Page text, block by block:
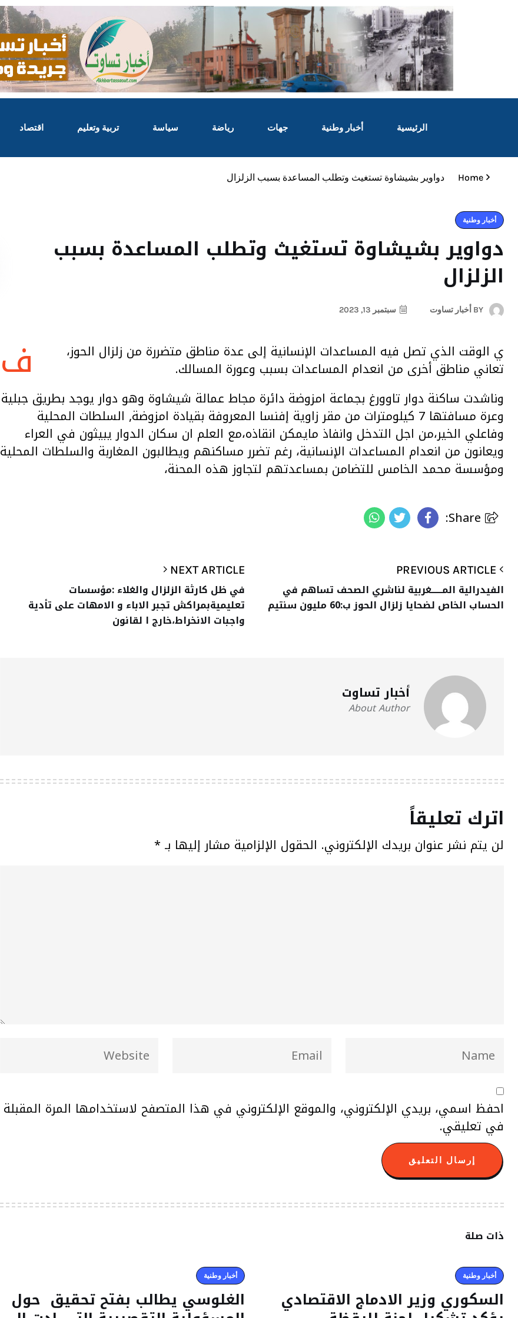
الرئيسية أخبار وطنية جهات رياضة سياسة تربية وتعليم اقتصاد
Home دواوير بشيشاوة تستغيث وتطلب المساعدة بسبب الزلزال
أخبار وطنية
دواوير بشيشاوة تستغيث وتطلب المساعدة بسبب
الزلزال
BY أخبار تساوت سبتمبر 13, 2023
ف ي الوقت الذي تصل فيه المساعدات الإنسانية إلى عدة مناطق متضررة من زلزال الحوز،
تعاني مناطق أخرى من انعدام المساعدات بسبب وعورة المسالك.
وناشدت ساكنة دوار تاوورغ بجماعة امزوضة دائرة مجاط عمالة شيشاوة وهو دوار يوجد بطريق جبلية
وعرة مسافتها 7 كيلومترات من مقر زاوية إفنسا المعروفة بقيادة امزوضة, السلطات المحلية
وفاعلي الخير،من اجل التدخل وانفاذ مايمكن انقاذه،مع العلم ان سكان الدوار يبيثون في العراء
ويعانون من انعدام المساعدات الإنسانية، رغم تضرر مساكنهم ويطالبون المغاربة والسلطات المحلية
ومؤسسة محمد الخامس للتضامن بمساعدتهم لتجاوز هذه المحنة،
الفيدرالية المــــــغربية لناشري الصحف تساهم في
الحساب الخاص لضحايا زلزال الحوز ب:60 مليون سنتيم
NEXT ARTICLE
في ظل كارثة الزلزال والغلاء :مؤسسات
تعليميةبمراكش تجبر الاباء و الامهات على تأدية
واجبات الانخراط،خارج ا لقانون
أخبار تساوت
About Author
اترك تعليقاً
لن يتم نشر عنوان بريدك الإلكتروني. الحقول الإلزامية مشار إليها بـ *
احفظ اسمي، بريدي الإلكتروني، والموقع الإلكتروني في هذا المتصفح لاستخدامها المرة المقبلة
في تعليقي.
ذات صلة
أخبار وطنية
السكوري وزير الادماج الاقتصادي
أخبار وطنية
الغلوسي يطالب بفتح تحقيق حول